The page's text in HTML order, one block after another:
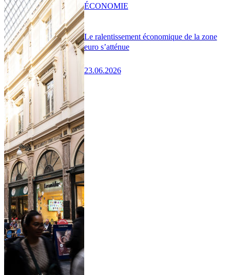
Le ralentissement économique de la zone
euro s’atténue
23.06.2026
ÉCONOMIE